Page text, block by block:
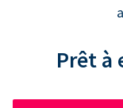
Prêt à